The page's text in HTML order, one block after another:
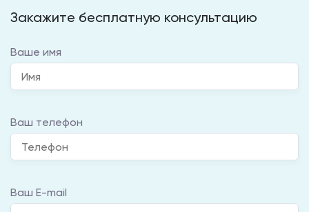
Закажите бесплатную консультацию
Ваше имя
Ваш телефон
Ваш E-mail